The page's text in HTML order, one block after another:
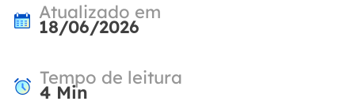
Atualizado em
18/06/2026
Tempo de leitura
4Min